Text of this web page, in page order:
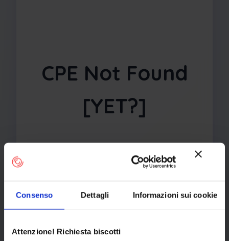
Consenso Dettagli Informazioni sui cookie
Attenzione! Richiesta biscotti
CPE Not Found
[YET?]
The requested CPE could not be found
in our database. It may have been
removed or the identifier might be
incorrect.